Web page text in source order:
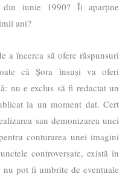
din iunie 1990? Îi aparține
ani?
a încerca să ofere răspunsuri
că Șora însuși va oferi
nu e exclus să fi redactat un
la un moment dat. Cert
sau demonizarea unei
conturarea unei imagini
controversate, există în
pot fi umbrite de eventuale